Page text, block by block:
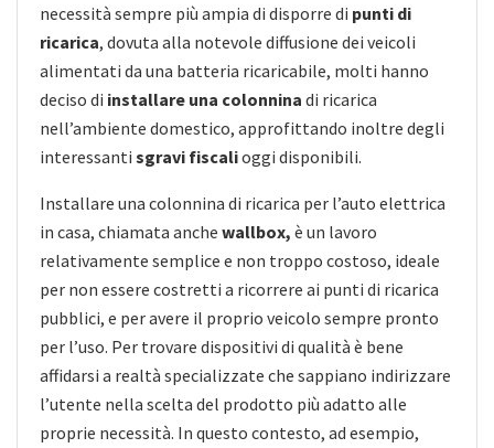
necessità sempre più ampia di disporre di punti di
ricarica, dovuta alla notevole diffusione dei veicoli
alimentati da una batteria ricaricabile, molti hanno
deciso di installare una colonnina di ricarica
nell’ambiente domestico, approfittando inoltre degli
interessanti sgravi fiscalioggi disponibili.
Installare una colonnina di ricarica per l’auto elettrica
in casa, chiamata anche wallbox, è un lavoro
relativamente semplice e non troppo costoso, ideale
per non essere costretti a ricorrere ai punti di ricarica
pubblici, e per avere il proprio veicolo sempre pronto
per l’uso. Per trovare dispositivi di qualità è bene
affidarsi a realtà specializzate che sappiano indirizzare
l’utente nella scelta del prodotto più adatto alle
proprie necessità. In questo contesto, ad esempio,